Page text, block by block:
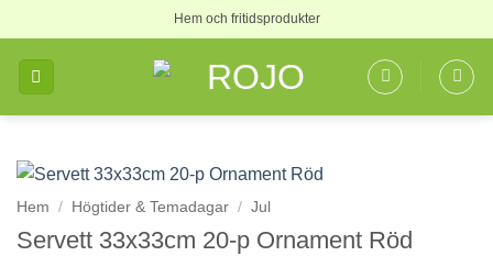
to
content
Hem och fritidsprodukter
Hem / Högtider & Temadagar / Jul
Servett 33x33cm 20-p Ornament Röd